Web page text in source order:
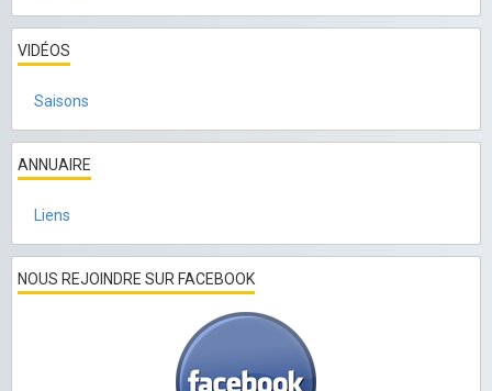
VIDÉOS
Saisons
ANNUAIRE
Liens
NOUS REJOINDRE SUR FACEBOOK